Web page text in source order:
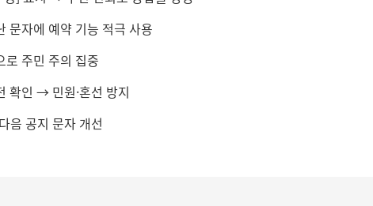
문자에 예약 기능 적극 사용
로 주민 주의 집중
확인 → 민원·혼선 방지
음 공지 문자 개선